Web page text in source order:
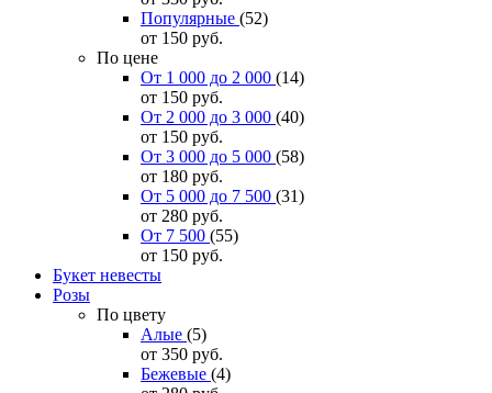
Популярные (52)
от 150 руб.
По цене
От 1 000 до 2 000 (14)
от 150 руб.
От 2 000 до 3 000 (40)
от 150 руб.
От 3 000 до 5 000 (58)
от 180 руб.
От 5 000 до 7 500 (31)
от 280 руб.
От 7 500 (55)
от 150 руб.
Букет невесты
Розы
По цвету
Алые (5)
от 350 руб.
Бежевые (4)